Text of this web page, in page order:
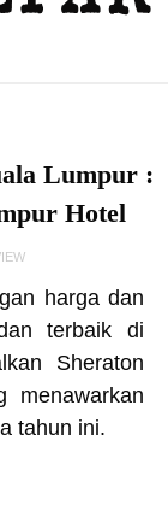
Lumpur :
Hotel
harga dan
terbaik di
Sheraton
menawarkan
tahun ini.